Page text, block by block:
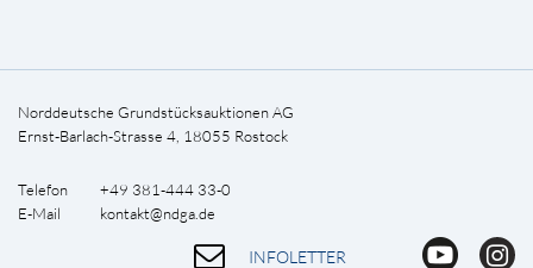
Norddeutsche Grundstücksauktionen AG
Ernst-Barlach-Strasse 4, 18055 Rostock
Telefon +49 381-444 33-0
E-Mail kontakt@ndga.de
INFOLETTER